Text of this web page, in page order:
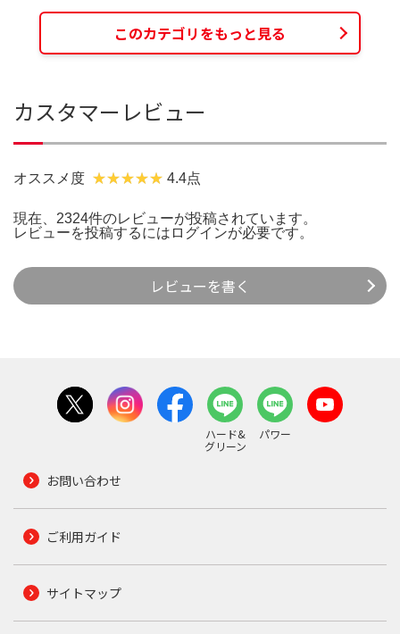
このカテゴリをもっと見る
カスタマーレビュー
オススメ度 4.4点
現在、2324件のレビューが投稿されています。
レビューを投稿するには ログインが必要です。
レビューを書く
ハード&
グリーン
パワー
お問い合わせ
ご利用ガイド
サイトマップ